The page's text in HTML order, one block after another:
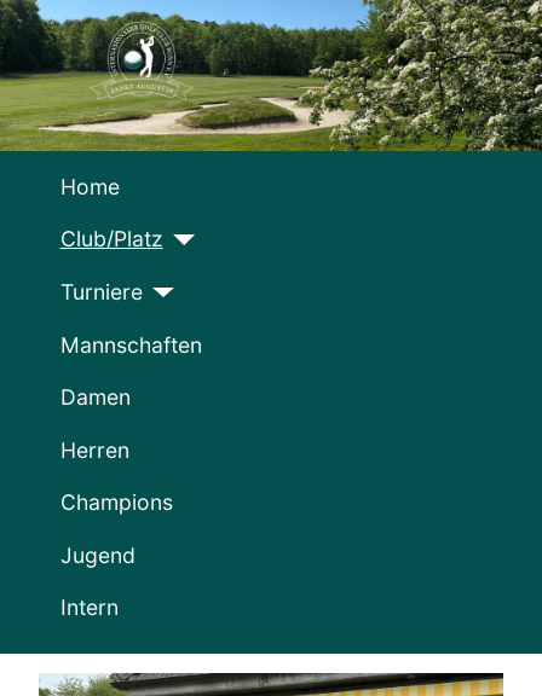
Home
Club/Platz
Turniere
Mannschaften
Damen
Herren
Champions
Jugend
Intern